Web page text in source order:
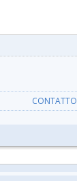
CONTATTO